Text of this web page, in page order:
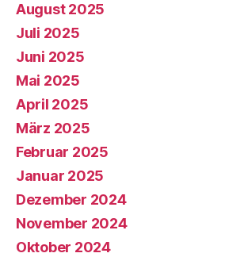
August 2025
Juli 2025
Juni 2025
Mai 2025
April 2025
März 2025
Februar 2025
Januar 2025
Dezember 2024
November 2024
Oktober 2024